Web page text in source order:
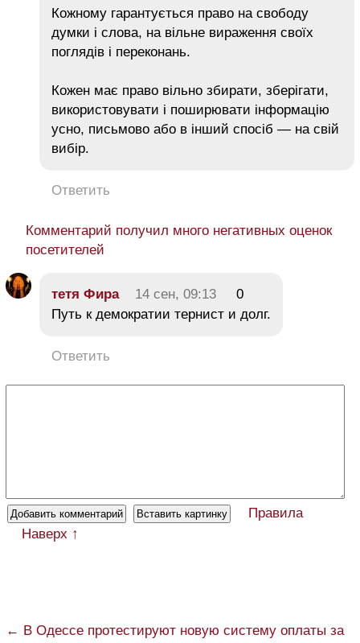
Кожному гарантується право на свободу
думки і слова, на вільне вираження своїх
поглядів і переконань.
Кожен має право вільно збирати, зберігати,
використовувати і поширювати інформацію
усно, письмово або в інший спосіб — на свій
вибір.
Ответить
Комментарий получил много негативных оценок
посетителей
тетя Фира 14 сен, 09:13
0
Путь к демократии тернист и долг.
Ответить
Правила
Наверх ↑
← В Одессе протестируют новую систему оплаты за